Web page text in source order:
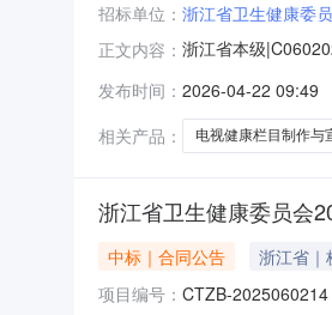
招标单位： 浙江省卫生健康委
正文内容： 浙江省本级
落实政府采购政策
发布时间： 2026-04-22 09:49
相关产品：
电视健康栏目制作与
浙江省卫生健康委员会
中标｜合同公告 浙江省｜
项目编号： CTZB-2025060214